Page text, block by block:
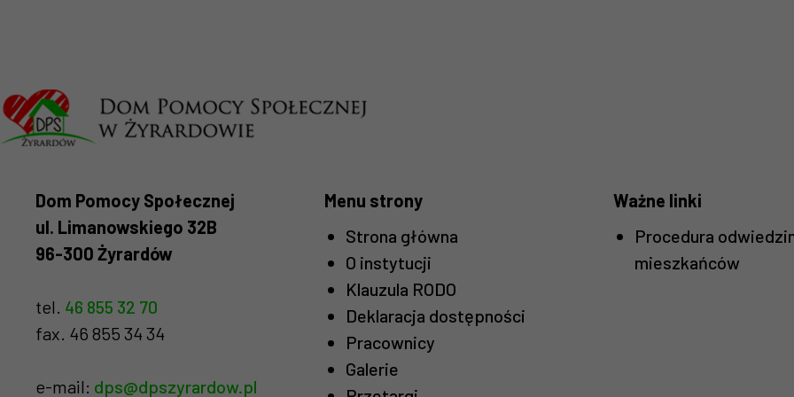
Dom Pomocy Społecznej
ul. Limanowskiego 32B
96-300 Żyrardów
tel. 46 855 32 70
fax. 46 855 34 34
e-mail: dps@dpszyrardow.pl
Menu strony
Strona główna
O instytucji
Klauzula RODO
Deklaracja dostępności
Pracownicy
Galerie
Ważne linki
Procedura
mieszkańców